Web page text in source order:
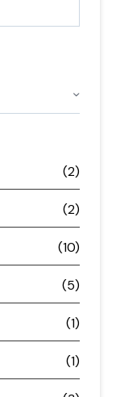
(2)
(2)
(10)
(5)
(1)
(1)